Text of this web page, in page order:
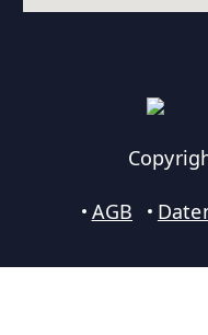
AGB